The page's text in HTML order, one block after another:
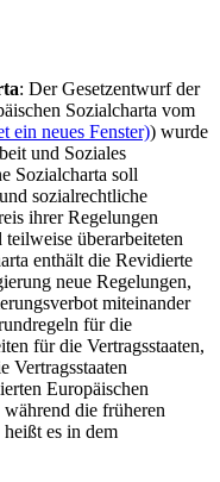
: Der Gesetzentwurf der
Sozialcharta vom
ein neues Fenster)) wurde
und Soziales
Sozialcharta soll
sozialrechtliche
ihrer Regelungen
überarbeiteten
enthält die Revidierte
neue Regelungen,
miteinander
für die
für die Vertragsstaaten,
Vertragsstaaten
Europäischen
die früheren
es in dem